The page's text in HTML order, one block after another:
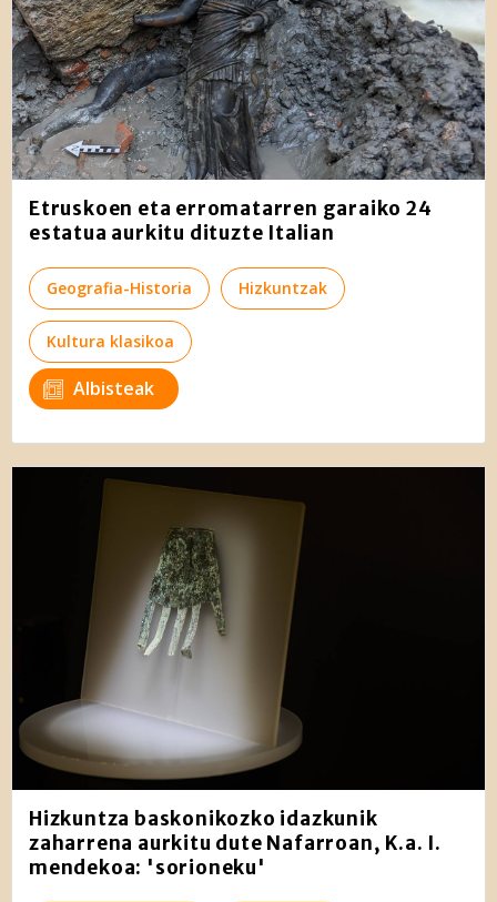
Etruskoen eta erromatarren garaiko 24
estatua aurkitu dituzte Italian
Geografia-Historia Hizkuntzak
Kultura klasikoa
Albisteak
Hizkuntza baskonikozko idazkunik
zaharrena aurkitu dute Nafarroan, K.a. I.
mendekoa: 'sorioneku'